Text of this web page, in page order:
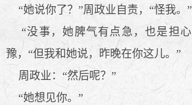
“她说你了？”周政业自责，“怪我。”
“没事，她脾气有点急，也是担心
豫，“但我和她说，昨晚在你这儿。”
周政业：“然后呢？”
“她想见你。”